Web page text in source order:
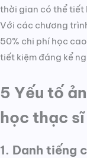
thời gian có thể tiết
Với các chương
50% chi phí học
tiết kiệm đáng kể
5 Yếu tố
học thạc sĩ
1. Danh tiếng